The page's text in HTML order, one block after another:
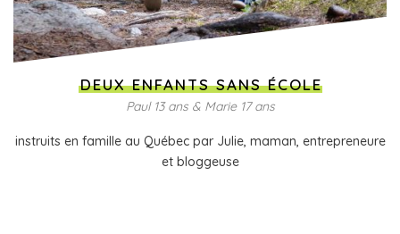
DEUX ENFANTS SANS ÉCOLE
Paul 13 ans & Marie 17 ans
instruits en famille au Québec par Julie, maman, entrepreneure
et bloggeuse